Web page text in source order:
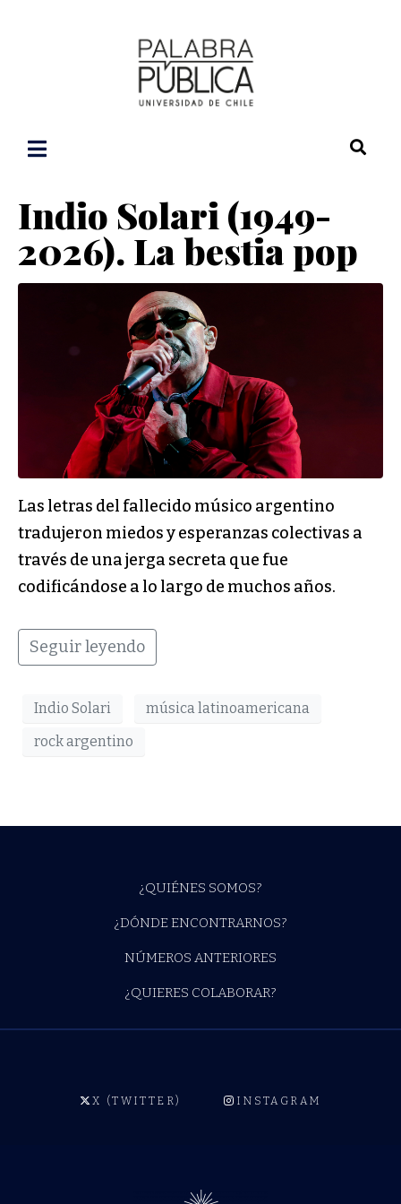
Indio Solari (1949-
2026). La bestia pop
Las letras del fallecido músico argentino
tradujeron miedos y esperanzas colectivas a
través de una jerga secreta que fue
codificándose a lo largo de muchos años.
Seguir leyendo
Indio Solari
música latinoamericana
rock argentino
¿QUIÉNES SOMOS?
¿DÓNDE ENCONTRARNOS?
NÚMEROS ANTERIORES
¿QUIERES COLABORAR?
X (TWITTER) INSTAGRAM